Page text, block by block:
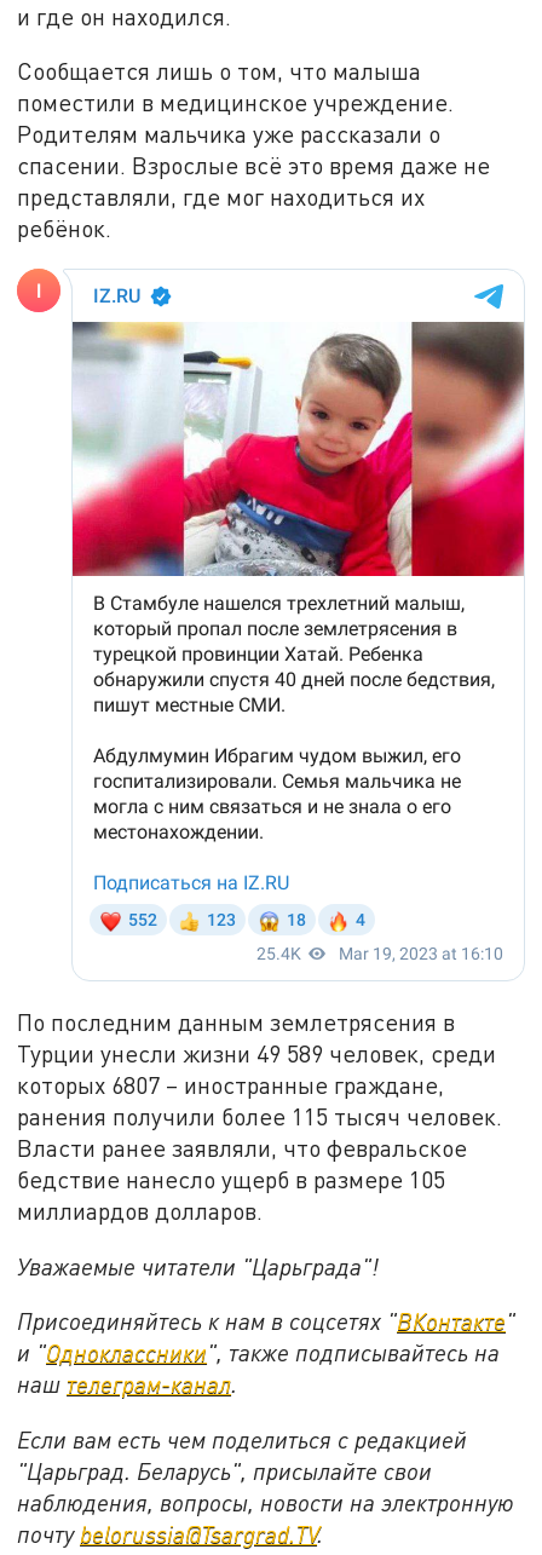
и где он находился.
Сообщается лишь о том, что малыша
поместили в медицинское учреждение.
Родителям мальчика уже рассказали о
спасении. Взрослые всё это время даже не
представляли, где мог находиться их
ребёнок.
По последним данным землетрясения в
Турции унесли жизни 49 589 человек, среди
которых 6807 – иностранные граждане,
ранения получили более 115 тысяч человек.
Власти ранее заявляли, что февральское
бедствие нанесло ущерб в размере 105
миллиардов долларов.
Уважаемые читатели "Царьграда"!
Присоединяйтесь к нам в соцсетях "ВКонтакте"
и "Одноклассники", также подписывайтесь на
наш телеграм-канал.
Если вам есть чем поделиться с редакцией
"Царьград. Беларусь", присылайте свои
наблюдения, вопросы, новости на электронную
почту belorussia@Tsargrad.TV.